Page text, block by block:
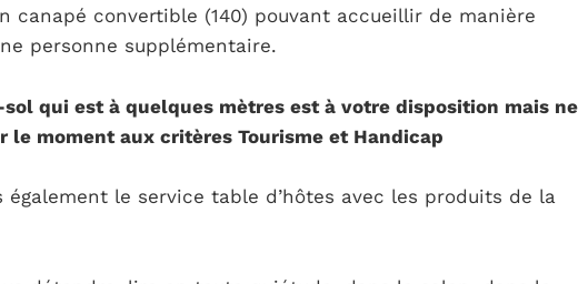
canapé convertible (140) pouvant accueillir de manière
personne supplémentaire.
qui est à quelques mètres est à votre disposition mais ne
le moment aux critères Tourisme et Handicap
également le service table d’hôtes avec les produits de la